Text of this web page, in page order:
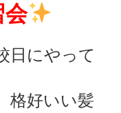
会
日にやって
格好いい髪